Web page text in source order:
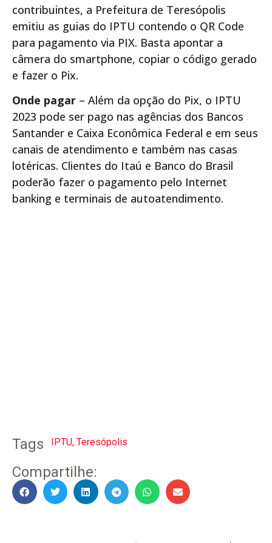
contribuintes, a Prefeitura de Teresópolis
emitiu as guias do IPTU contendo o QR Code
para pagamento via PIX. Basta apontar a
câmera do smartphone, copiar o código gerado
e fazer o Pix.
Onde pagar – Além da opção do Pix, o IPTU
2023 pode ser pago nas agências dos Bancos
Santander e Caixa Econômica Federal e em seus
canais de atendimento e também nas casas
lotéricas. Clientes do Itaú e Banco do Brasil
poderão fazer o pagamento pelo Internet
banking e terminais de autoatendimento.
Tags IPTU, Teresópolis
Compartilhe: